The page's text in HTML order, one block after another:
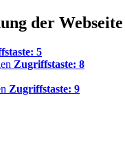
der Webseite
5
Zugriffstaste: 8
Zugriffstaste: 9